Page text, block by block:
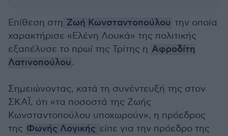
Επίθεση στη Ζωή Κωνσταντοπούλου την οποία
χαρακτήρισε «Ελένη Λουκά» της πολιτικής
εξαπέλυσε το πρωί της Τρίτης η Αφροδίτη
Λατινοπούλου .
Σημειώνοντας, κατά τη συνέντευξή της στον
ΣΚΑΪ, ότι «τα ποσοστά της Ζωής
Κωνσταντοπούλου υποχωρούν», η πρόεδρος
της Φωνής Λογικής είπε για την πρόεδρο της